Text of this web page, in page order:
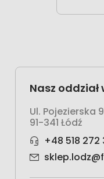
Nasz oddział
Ul. Pojezierska
91-341 Łódź
+48 518 272